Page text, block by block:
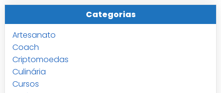
Categorias
Artesanato
Coach
Criptomoedas
Culinária
Cursos